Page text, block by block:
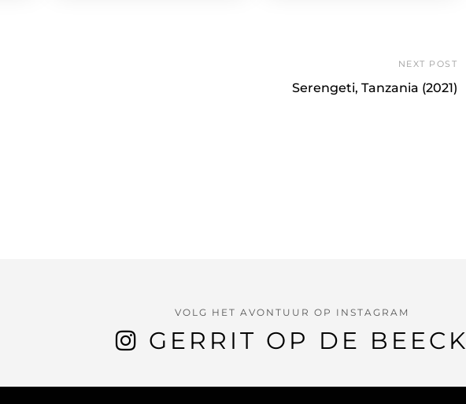
NEXT POST
Serengeti, Tanzania (2021)
VOLG HET AVONTUUR OP INSTAGRAM
GERRIT OP DE BEECK